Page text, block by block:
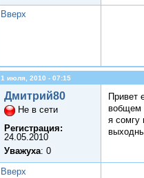
Вверх
1 июля, 2010 - 07:15
Дмитрий80
Не в сети
Регистрация:
24.05.2010
Уважуха: 0
Привет
вобщем
я сомгу
Вверх